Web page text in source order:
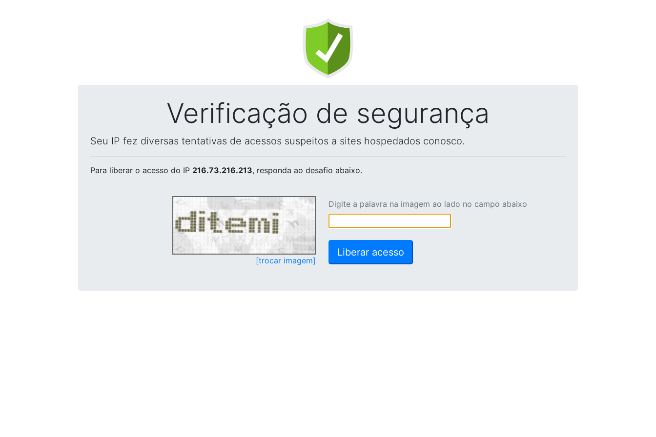
Verificação de segurança
Seu IP fez diversas tentativas de acessos suspeitos a sites hospedados conosco.
Para liberar o acesso do IP 216.73.216.213, responda ao desafio abaixo.
[trocar imagem]
Digite a palavra na imagem ao lado no campo abaixo